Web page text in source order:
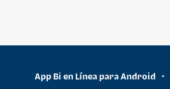
App Bi en Línea para Android •